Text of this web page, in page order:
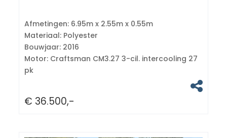
Afmetingen: 6.95m x 2.55m x 0.55m
Materiaal: Polyester
Bouwjaar: 2016
Motor: Craftsman CM3.27 3-cil. intercooling 27
pk
€ 36.500,-